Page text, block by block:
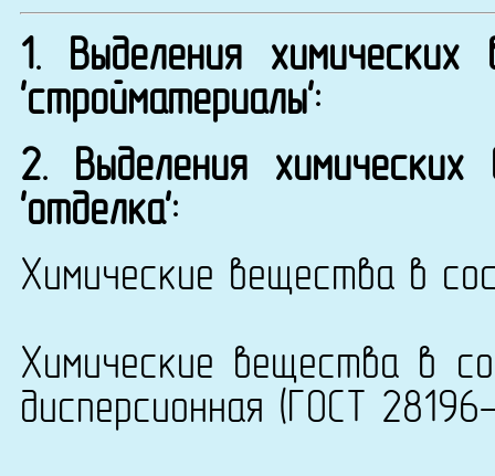
1. Выделения
'стройматериалы':
2. Выделения
'отделка':
Химические вещества в
Химические вещества в
дисперсионная (ГОСТ